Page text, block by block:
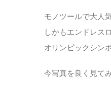
モノツールで大人
しかもエンドレス
オリンピックシン
今写真を良く見て